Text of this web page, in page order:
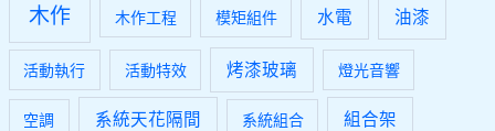
木作 木作工程 模矩組件 水電 油漆
活動執行 活動特效 烤漆玻璃 燈光音響
空調 系統天花隔間 系統組合 組合架